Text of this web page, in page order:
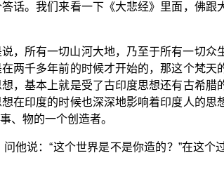
话。我们来看一下《大悲经》里面，佛跟
，所有一切山河大地，乃至于所有一切众
两千多年前的时候才开始的，那这个梵天
，基本上就是受了古印度思想还有古希腊
在印度的时候也深深地影响着印度人的思
、物的一个创造者。
他说：“这个世界是不是你造的？”在这个